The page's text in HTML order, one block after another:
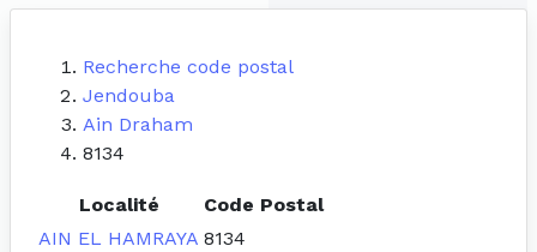
Recherche code postal
Jendouba
Ain Draham
8134
Localité
Code Postal
AIN EL HAMRAYA 8134